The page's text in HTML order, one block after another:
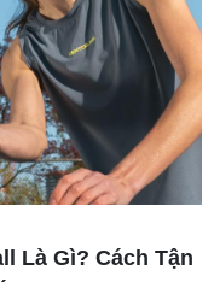
Là Gì? Cách Tận